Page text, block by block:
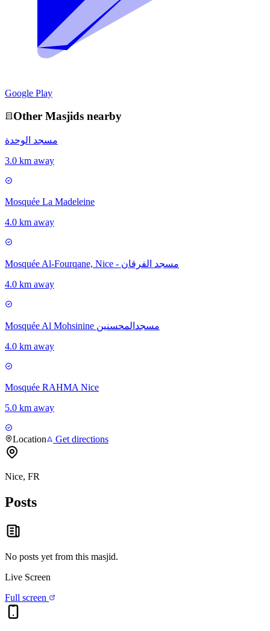
Google Play
Other Masjids nearby
مسجد الوحدة
3.0 km away
Mosquée La Madeleine
4.0 km away
Mosquée Al-Fourqane, Nice - مسجد الفرقان
4.0 km away
Mosquée Al Mohsinine مسجدالمحسنين
4.0 km away
Mosquée RAHMA Nice
5.0 km away
Location Get directions
Nice, FR
Posts
No posts yet from this masjid.
Live Screen
Full screen